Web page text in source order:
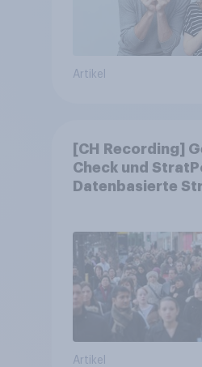
Artikel
[CH Recording]
Check und
Datenbasierte
Artikel